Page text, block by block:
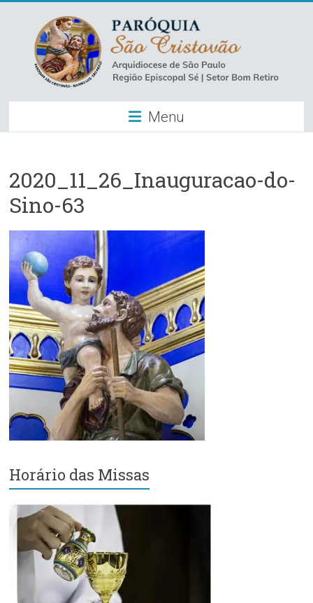
content
Paróquia
São
–
Luz
São
Paulo
–
Região
Episcopal
Sé
–
Setor
Retiro
Menu
2020_11_26_Inauguracao-do-
Sino-63
Horário das Missas